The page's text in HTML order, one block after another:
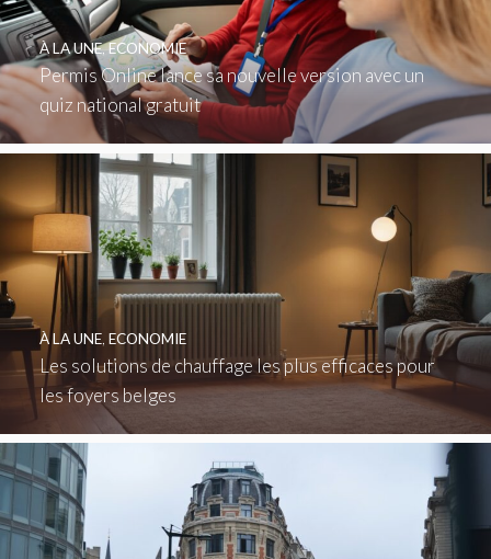
Permis Online lance sa nouvelle version avec un
quiz national gratuit
À LA UNE,ECONOMIE
Les solutions de chauffage les plus efficaces pour
les foyers belges
À LA UNE, ECONOMIE